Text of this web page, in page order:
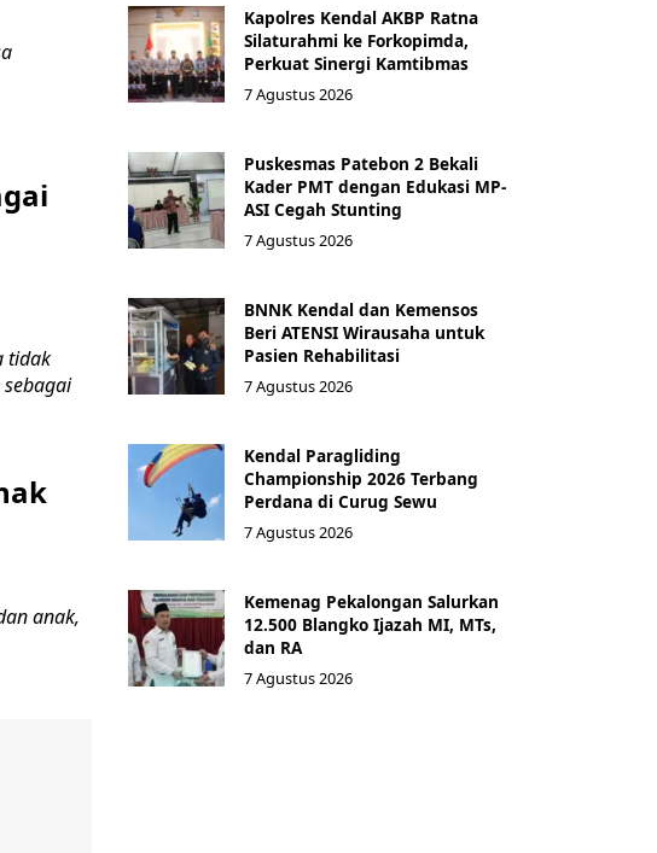
tidak
anak,
Kapolres Kendal AKBP Ratna
Silaturahmi ke Forkopimda,
Perkuat Sinergi Kamtibmas
7 Agustus 2026
Puskesmas Patebon 2 Bekali
Kader PMT dengan Edukasi MP-
ASI Cegah Stunting
7 Agustus 2026
BNNK Kendal dan Kemensos
Beri ATENSI Wirausaha untuk
Pasien Rehabilitasi
7 Agustus 2026
Kendal Paragliding
Championship 2026 Terbang
Perdana di Curug Sewu
7 Agustus 2026
Kemenag Pekalongan Salurkan
12.500 Blangko Ijazah MI, MTs,
dan RA
7 Agustus 2026